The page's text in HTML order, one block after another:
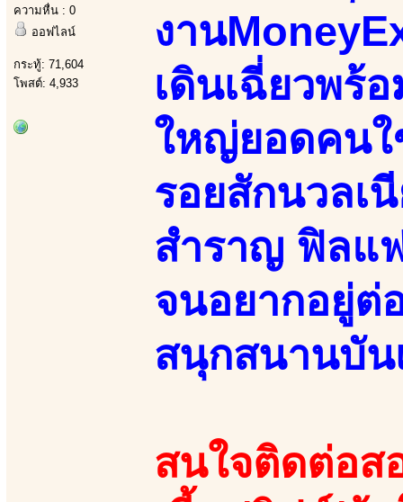
ความหื่น : 0
ออฟไลน์
กระทู้: 71,604
โพสต์: 4,933
งาน
เดินเฉี่ยวพร้
ใหญ่ยอดคนใ
รอยสักนวล
สำราญ ฟิลแ
จนอยากอยู่ต่
สนุกสนานบัน
สนใจติดต่อส